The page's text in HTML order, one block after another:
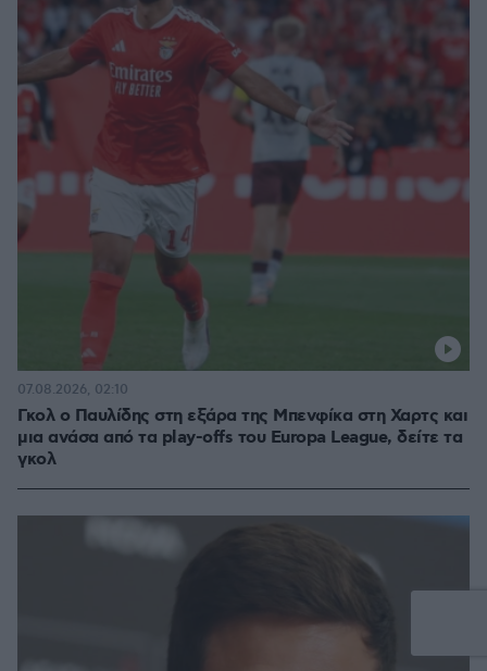
Γκολ ο Παυλίδης στη εξάρα της Μπενφίκα στη Χαρτς και
μια ανάσα από τα play-offs του Europa League, δείτε τα
γκολ
07.08.2026, 02:10